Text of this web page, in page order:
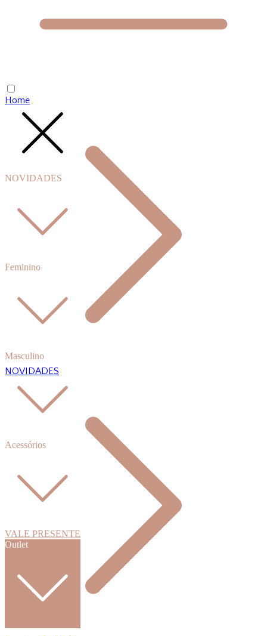
NOVIDADES
Feminino
Masculino
Acessórios
VALE PRESENTE
Outlet
Home
NOVIDADES